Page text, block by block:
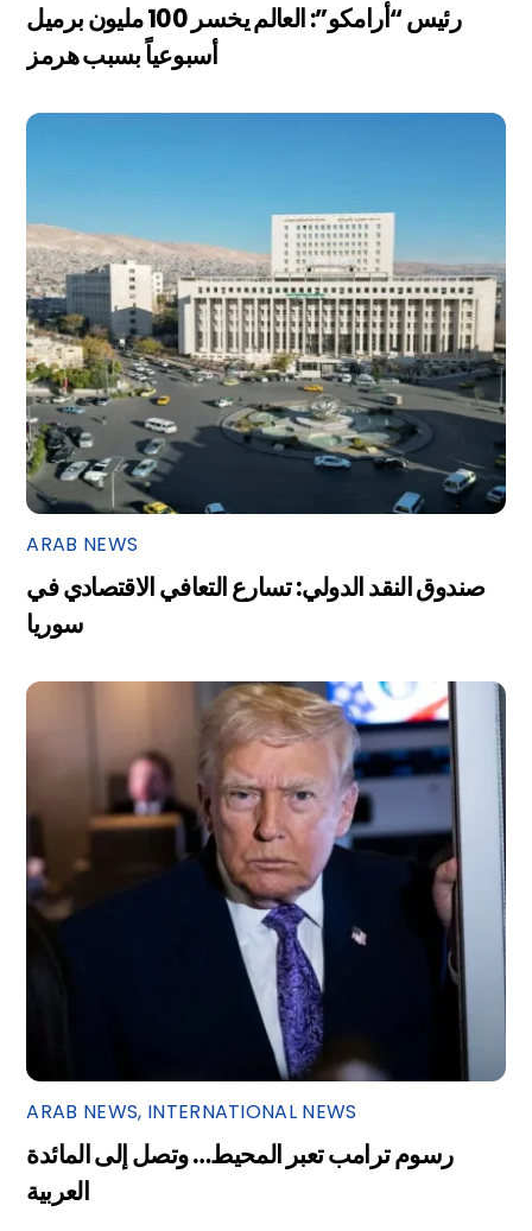
رئيس “أرامكو”: العالم يخسر 100 مليون برميل
أسبوعياً بسبب هرمز
ARAB NEWS
صندوق النقد الدولي: تسارع التعافي الاقتصادي في
سوريا
ARAB NEWS, INTERNATIONAL NEWS
رسوم ترامب تعبر المحيط… وتصل إلى المائدة
العربية